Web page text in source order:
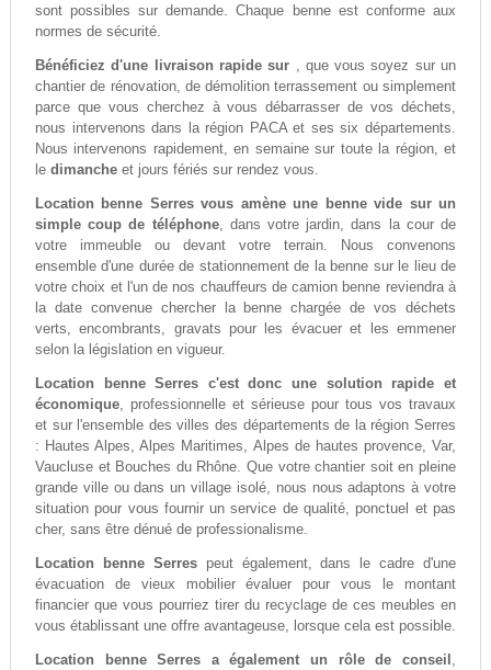
sont possibles sur demande. Chaque benne est conforme aux
normes de sécurité.
Bénéficiez d'une livraison rapide sur , que vous soyez sur un
chantier de rénovation, de démolition terrassement ou simplement
parce que vous cherchez à vous débarrasser de vos déchets,
nous intervenons dans la région PACA et ses six départements.
Nous intervenons rapidement, en semaine sur toute la région, et
le dimancheet jours fériés sur rendez vous.
Location benne Serres vous amène une benne vide sur un
simple coup de téléphone, dans votre jardin, dans la cour de
votre immeuble ou devant votre terrain. Nous convenons
ensemble d'une durée de stationnement de la benne sur le lieu de
votre choix et l'un de nos chauffeurs de camion benne reviendra à
la date convenue chercher la benne chargée de vos déchets
verts, encombrants, gravats pour les évacuer et les emmener
selon la législation en vigueur.
Location benne Serres c'est donc une solution rapide et
économique, professionnelle et sérieuse pour tous vos travaux
et sur l'ensemble des villes des départements de la région Serres
: Hautes Alpes, Alpes Maritimes, Alpes de hautes provence, Var,
Vaucluse et Bouches du Rhône. Que votre chantier soit en pleine
grande ville ou dans un village isolé, nous nous adaptons à votre
situation pour vous fournir un service de qualité, ponctuel et pas
cher, sans être dénué de professionalisme.
Location benne Serrespeut également, dans le cadre d'une
évacuation de vieux mobilier évaluer pour vous le montant
financier que vous pourriez tirer du recyclage de ces meubles en
vous établissant une offre avantageuse, lorsque cela est possible.
Location benne Serres a également un rôle de conseil ,